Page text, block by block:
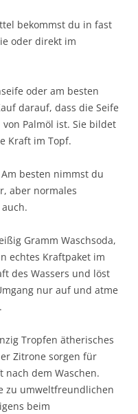
bekommst du in fast
oder direkt im
oder am besten
darauf, dass die Seife
Palmöl ist. Sie bildet
Kraft im Topf.
besten nimmst du
aber normales
Gramm Waschsoda,
echtes Kraftpaket im
des Wassers und löst
nur auf und atme
Tropfen ätherisches
Zitrone sorgen für
dem Waschen.
zu umweltfreundlichen
beim